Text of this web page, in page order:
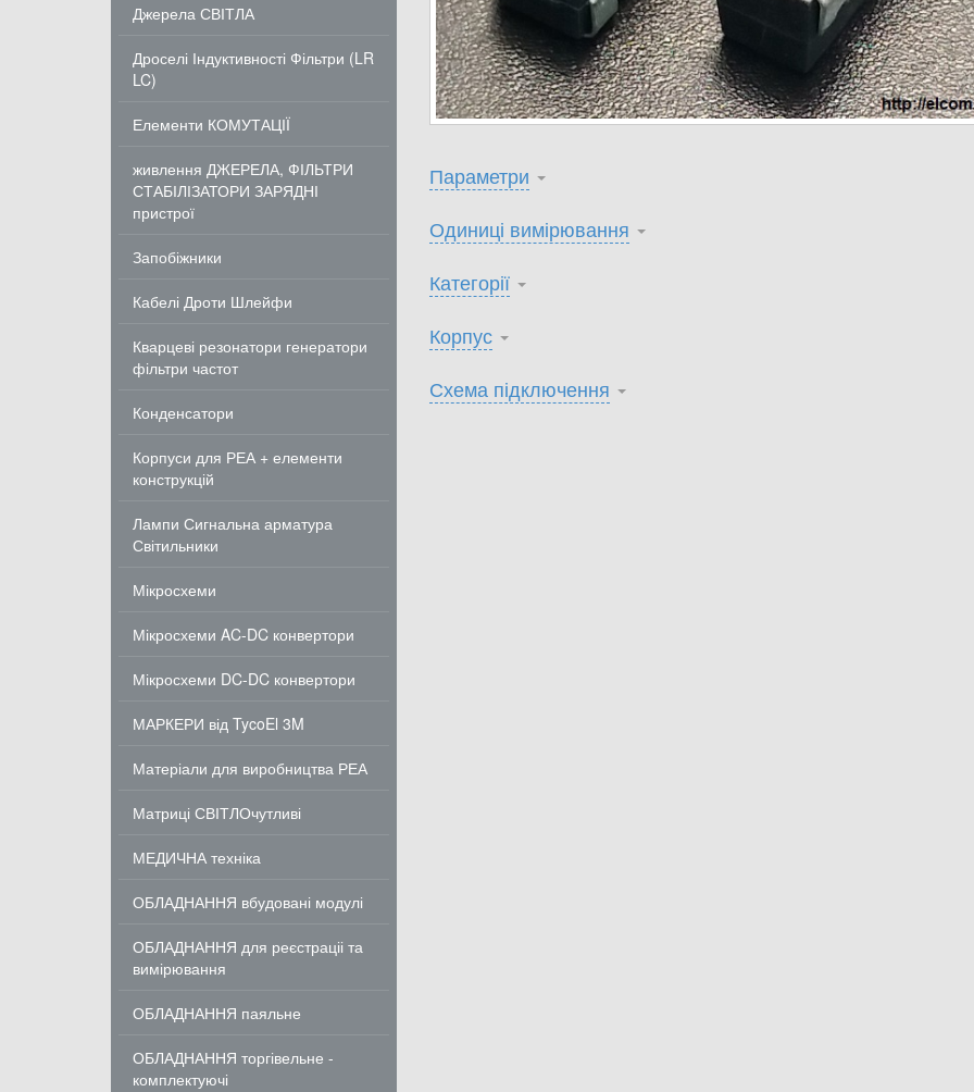
Джерела СВІТЛА
Дроселі Індуктивності Фільтри (LR
LC)
Елементи КОМУТАЦІЇ
живлення ДЖЕРЕЛА, ФІЛЬТРИ
СТАБІЛІЗАТОРИ ЗАРЯДНІ
пристрої
Запобіжники
Кабелі Дроти Шлейфи
Кварцеві резонатори генератори
фільтри частот
Конденсатори
Корпуси для РЕА + елементи
конструкцій
Лампи Сигнальна арматура
Світильники
Мікросхеми
Мікросхеми AC-DC конвертори
Мікросхеми DC-DC конвертори
МАРКЕРИ від TycoEl 3M
Матеріали для виробництва РЕА
Матриці СВІТЛОчутливі
МЕДИЧНА техніка
ОБЛАДНАННЯ вбудовані модулі
ОБЛАДНАННЯ для реєстраціі та
вимірювання
ОБЛАДНАННЯ паяльне
ОБЛАДНАННЯ торгівельне -
комплектуючі
Параметри
Одиниці вимірювання
Категорії
Корпус
Схема підключення